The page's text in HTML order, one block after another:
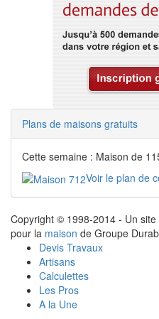
Plans de maisons gratuits
Cette semaine : Maison de
Voir le plan de
Copyright © 1998-2014 - Un site
pour la maison de Groupe
Devis Travaux
Artisans
Calculettes
Les Pros
A la Une